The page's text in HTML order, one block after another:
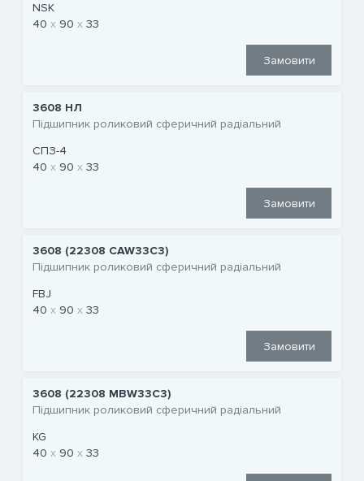
NSK
40
90 33
Замовити
3608 НЛ
Підшипник роликовий сферичний радіальний
СПЗ-4
40
90 33
Замовити
3608 (22308 CAW33C3)
Підшипник роликовий сферичний радіальний
FBJ
40
90 33
Замовити
3608 (22308 MBW33C3)
Підшипник роликовий сферичний радіальний
KG
40
90 33